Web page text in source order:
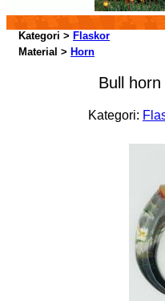
Kategori > Flaskor
Material > Horn
Bull
Kategori: